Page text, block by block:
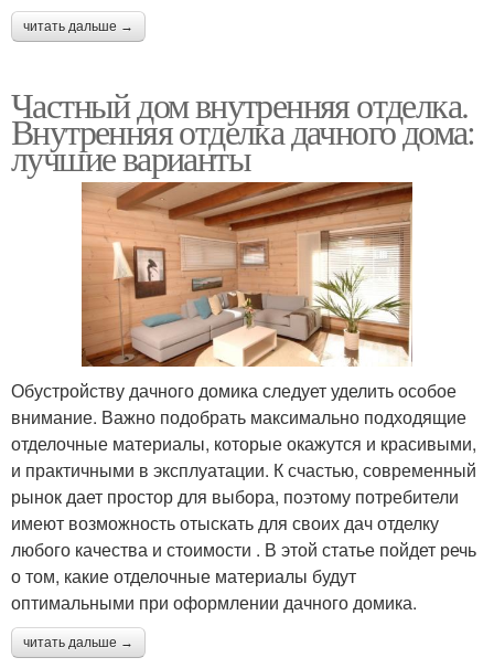
читать дальше →
Частный дом внутренняя отделка.
Внутренняя отделка дачного дома:
лучшие варианты
Обустройству дачного домика следует уделить особое
внимание. Важно подобрать максимально подходящие
отделочные материалы, которые окажутся и красивыми,
и практичными в эксплуатации. К счастью, современный
рынок дает простор для выбора, поэтому потребители
имеют возможность отыскать для своих дач отделку
любого качества и стоимости . В этой статье пойдет речь
о том, какие отделочные материалы будут
оптимальными при оформлении дачного домика.
читать дальше →